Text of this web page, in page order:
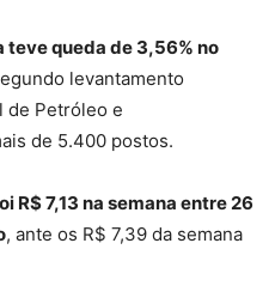
teve queda de 3,56% no
levantamento
de Petróleo e
de 5.400 postos.
R$ 7,13 na semana entre 26
, ante os R$ 7,39 da semana